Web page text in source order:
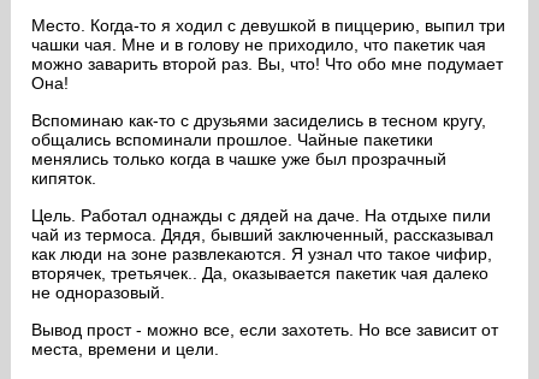
Место. Когда-то я ходил с девушкой в пиццерию, выпил три
чашки чая. Мне и в голову не приходило, что пакетик чая
можно заварить второй раз. Вы, что! Что обо мне подумает
Она!
Вспоминаю как-то с друзьями засиделись в тесном кругу,
общались вспоминали прошлое. Чайные пакетики
менялись только когда в чашке уже был прозрачный
кипяток.
Цель. Работал однажды с дядей на даче. На отдыхе пили
чай из термоса. Дядя, бывший заключенный, рассказывал
как люди на зоне развлекаются. Я узнал что такое чифир,
вторячек, третьячек.. Да, оказывается пакетик чая далеко
не одноразовый.
Вывод прост - можно все, если захотеть. Но все зависит от
места, времени и цели.